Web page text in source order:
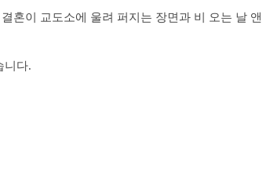
혼이 교도소에 울려 퍼지는 장면과 비 오는 날 앤
니다.